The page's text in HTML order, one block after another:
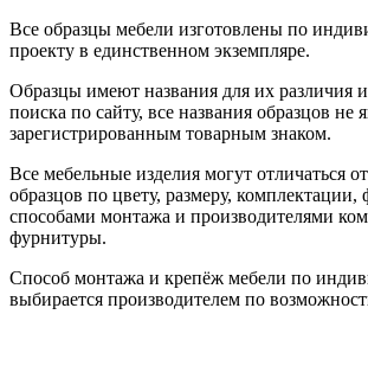
Все образцы мебели изготовлены по
проекту в единственном экземпляре.
Образцы имеют названия для их различия
поиска по сайту, все названия образцов не
зарегистрированным товарным знаком.
Все мебельные изделия могут отличаться
образцов по цвету, размеру, комплектации,
способами монтажа и производителями
фурнитуры.
Способ монтажа и крепёж мебели по
выбирается производителем по